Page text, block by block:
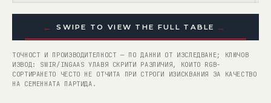
← SWIPE TO VIEW THE FULL TABLE →
ТОЧНОСТ И ПРОИЗВОДИТЕЛНОСТ — ПО ДАННИ ОТ ИЗСЛЕДВАНЕ; КЛЮЧОВ
ИЗВОД: SWIR/INGAAS УЛАВЯ СКРИТИ РАЗЛИЧИЯ, КОИТО RGB-
СОРТИРАНЕТО ЧЕСТО НЕ ОТЧИТА ПРИ СТРОГИ ИЗИСКВАНИЯ ЗА КАЧЕСТВО
НА СЕМЕННАТА ПАРТИДА.